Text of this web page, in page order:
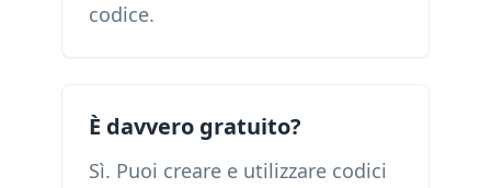
codice.
È davvero gratuito?
Sì. Puoi creare e utilizzare codici